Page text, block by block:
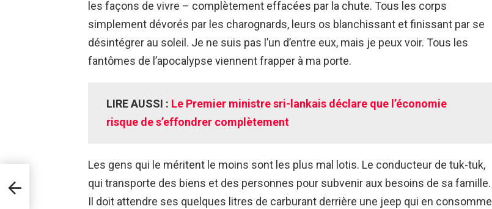
les façons de vivre – complètement effacées par la chute. Tous les corps
simplement dévorés par les charognards, leurs os blanchissant et finissant par se
désintégrer au soleil. Je ne suis pas l’un d’entre eux, mais je peux voir. Tous les
fantômes de l’apocalypse viennent frapper à ma porte.
LIRE AUSSI : Le Premier ministre sri-lankais déclare que l’économie
risque de s’effondrer complètement
Les gens qui le méritent le moins sont les plus mal lotis. Le conducteur de tuk-tuk,
qui transporte des biens et des personnes pour subvenir aux besoins de sa famille.
Il doit attendre ses quelques litres de carburant derrière une jeep qui en consomme